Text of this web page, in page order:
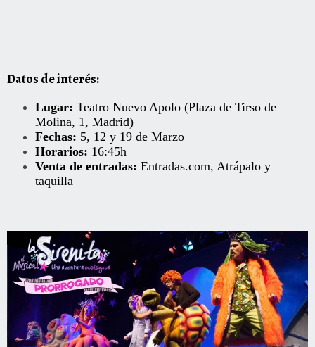
Datos de interés:
Lugar: Teatro Nuevo Apolo (Plaza de Tirso de
Molina, 1, Madrid)
Fechas: 5, 12 y 19 de Marzo
Horarios: 16:45h
Venta de entradas: Entradas.com, Atrápalo y
taquilla